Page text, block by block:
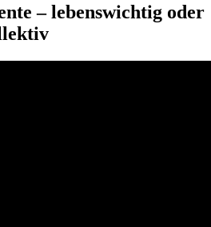
– lebenswichtig oder